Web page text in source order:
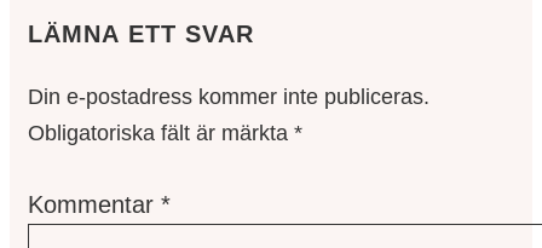
LÄMNA ETT SVAR
Din e-postadress kommer inte publiceras.
Obligatoriska fält är märkta *
Kommentar *